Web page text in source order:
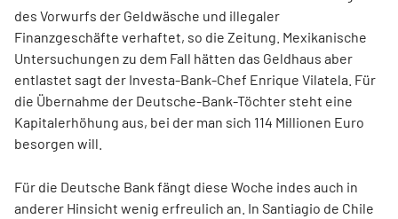
des Vorwurfs der Geldwäsche und illegaler
Finanzgeschäfte verhaftet, so die Zeitung. Mexikanische
Untersuchungen zu dem Fall hätten das Geldhaus aber
entlastet sagt der Investa-Bank-Chef Enrique Vilatela. Für
die Übernahme der Deutsche-Bank-Töchter steht eine
Kapitalerhöhung aus, bei der man sich 114 Millionen Euro
besorgen will.
Für die Deutsche Bank fängt diese Woche indes auch in
anderer Hinsicht wenig erfreulich an. In Santiagio de Chile